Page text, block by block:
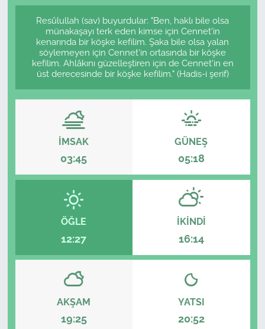
Resûlullah (sav) buyurdular: "Ben, haklı bile olsa
münakaşayı terk eden kimse için Cennet'in
kenarında bir köşke kefilim. Şaka bile olsa yalan
söylemeyen için Cennet'in ortasında bir köşke
kefilim. Ahlâkını güzelleştiren için de Cennet'in en
üst derecesinde bir köşke kefilim." (Hadis-i şerif)
İMSAK
03:45
GÜNEŞ
05:18
ÖĞLE
12:27
İKINDI
16:14
AKŞAM
19:25
YATSI
20:52